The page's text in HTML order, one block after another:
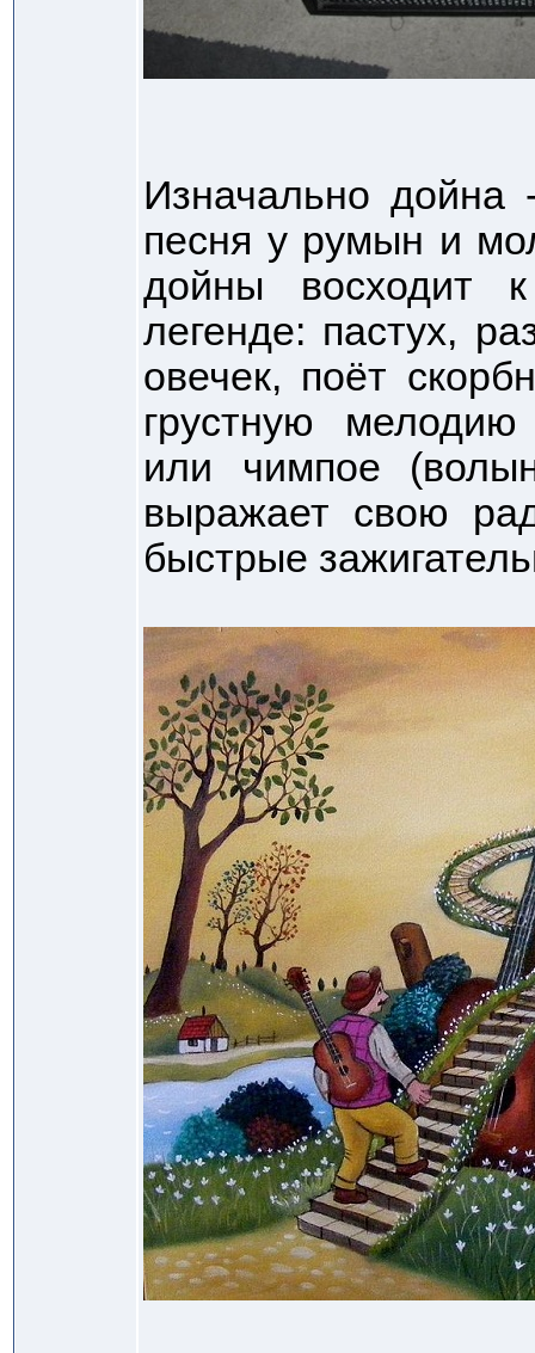
Изначально дойна
песня у румын и
дойны восходит
легенде: пастух,
овечек, поёт
грустную
или чимпое
выражает свою
быстрые